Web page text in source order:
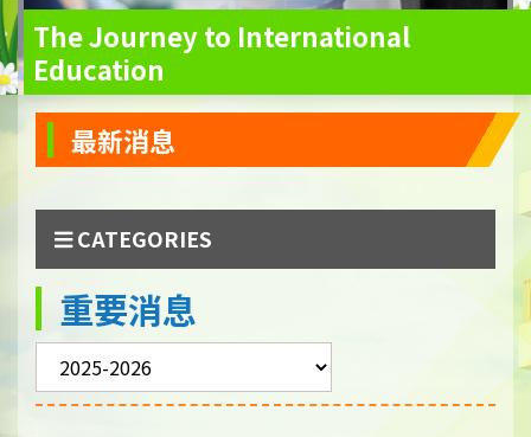
The Journey to International
Education
最新消息
CATEGORIES
重要消息